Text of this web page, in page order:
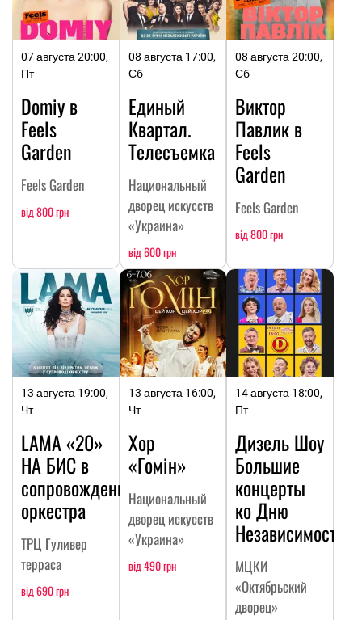
07 августа 20:00,
Пт
Domiy в
Feels
Garden
Feels Garden
від 800 грн
08 августа 17:00,
Сб
Единый
Квартал.
Телесъемка
Национальный
дворец искусств
«Украина»
від 600 грн
08 августа 20:00,
Сб
Виктор
Павлик в
Feels
Garden
Feels Garden
від 800 грн
13 августа 19:00,
Чт
LAMA «20»
НА БИC в
сопровождении
оркестра
ТРЦ Гуливер
терраса
від 690 грн
13 августа 16:00,
Чт
Хор
«Гомін»
Национальный
дворец искусств
«Украина»
від 490 грн
14 августа 18:00,
Пт
Дизель Шоу
Большие
концерты
ко Дню
Независимости
МЦКИ
«Октябрьский
дворец»